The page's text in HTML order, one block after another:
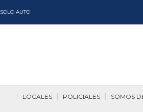
SOLO AUTO
SOMOS
POLICIALES
LOCALES